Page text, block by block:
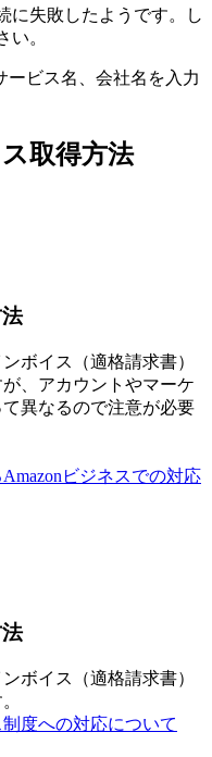
に失敗したようです。し
い。
ービス名、会社名を入力
取得方法
ボイス（適格請求書）
、アカウントやマーケ
異なるので注意が必要
ビジネスでの対応
ボイス（適格請求書）
度への対応について